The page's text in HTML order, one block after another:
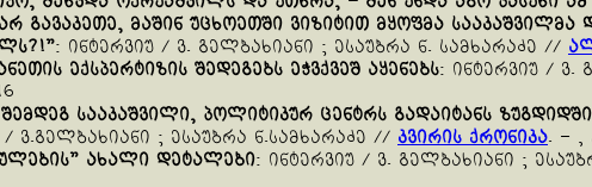
არ გავაკეთე, მაშინ უცხოეთში ვიზიტით მყოფმა სააკაშვილმა
?!”: ინტერვიუ / ვ. გელბახიანი ; ესაუბრა ნ. სამხარაძე //
ექსპერტიზის შედეგებს ეჭვქვეშ აყენებს: ინტერვიუ / ვ.
შემდეგ სააკაშვილი, პოლიტიკურ ცენტრს გადაიტანს ზუგდიდში
/ ვ.გელბახიანი ; ესაუბრა ნ.სამხარაძე // კვირის ქრონიკა. – ,
” ახალი დეტალები: ინტერვიუ / ვ. გელბახიანი ;